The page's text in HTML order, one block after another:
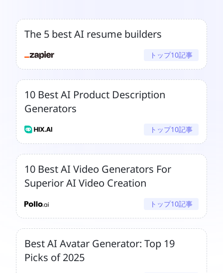
The 5 best AI resume builders
トップ10記事
10 Best AI Product Description
Generators
トップ10記事
10 Best AI Video Generators For
Superior AI Video Creation
トップ10記事
Best AI Avatar Generator: Top 19
Picks of 2025